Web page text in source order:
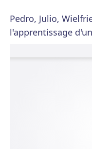
Pedro, Julio,
l'apprentissage